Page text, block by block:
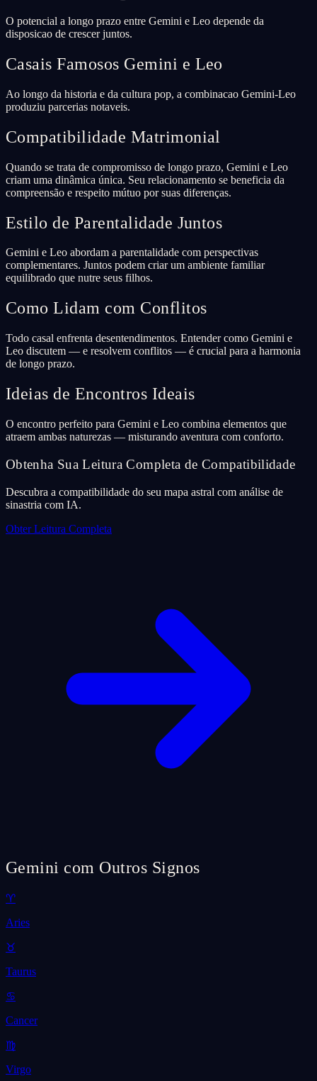
O potencial a longo prazo entre Gemini e Leo depende da
disposicao de crescer juntos.
Casais Famosos Gemini e Leo
Ao longo da historia e da cultura pop, a combinacao Gemini-Leo
produziu parcerias notaveis.
Compatibilidade Matrimonial
Quando se trata de compromisso de longo prazo, Gemini e Leo
criam uma dinâmica única. Seu relacionamento se beneficia da
compreensão e respeito mútuo por suas diferenças.
Estilo de Parentalidade Juntos
Gemini e Leo abordam a parentalidade com perspectivas
complementares. Juntos podem criar um ambiente familiar
equilibrado que nutre seus filhos.
Como Lidam com Conflitos
Todo casal enfrenta desentendimentos. Entender como Gemini e
Leo discutem — e resolvem conflitos — é crucial para a harmonia
de longo prazo.
Ideias de Encontros Ideais
O encontro perfeito para Gemini e Leo combina elementos que
atraem ambas naturezas — misturando aventura com conforto.
Obtenha Sua Leitura Completa de Compatibilidade
Descubra a compatibilidade do seu mapa astral com análise de
sinastria com IA.
Obter Leitura Completa
Gemini com Outros Signos
♈
Aries
♉
Taurus
♋
Cancer
♍
Virgo